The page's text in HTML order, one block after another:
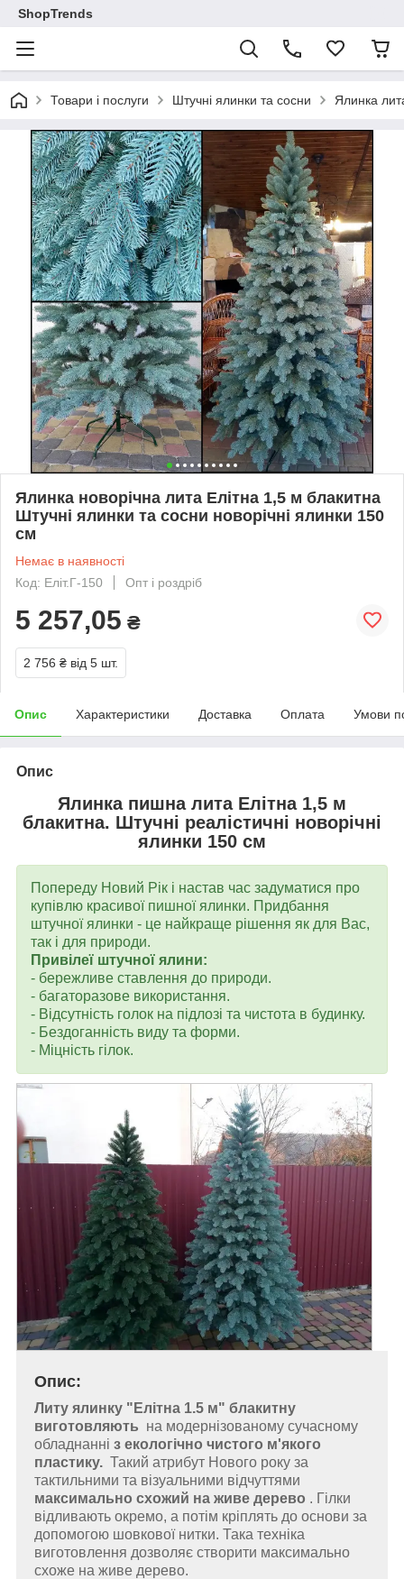
ShopTrends
Товари і послуги Штучні ялинки та сосни Ялинка
Ялинка новорічна лита Елітна 1,5 м блакитна
Штучні ялинки та сосни новорічні ялинки 150
см
Немає в наявності
Код: Еліт.Г-150
Опт і роздріб
5 257,05 ₴
2 756 ₴ від 5 шт.
Опис Характеристики Доставка Оплата Умови
Опис
Ялинка пишна лита Елітна 1,5 м
блакитна. Штучні реалістичні новорічні
ялинки 150 см
Попереду Новий Рік і настав час задуматися про
купівлю красивої пишної ялинки. Придбання
штучної ялинки - це найкраще рішення як для Вас,
так і для природи.
Привілеї штучної ялини:
- бережливе ставлення до природи.
- багаторазове використання.
- Відсутність голок на підлозі та чистота в будинку.
- Бездоганність виду та форми.
- Міцність гілок.
Опис:
Литу ялинку "Елітна 1.5 м" блакитну
виготовляють на модернізованому сучасному
обладнанні з екологічно чистого м'якого
пластику. Такий атрибут Нового року за
тактильними та візуальними відчуттями
максимально схожий на живе дерево . Гілки
відливають окремо, а потім кріплять до основи за
допомогою шовкової нитки. Така техніка
виготовлення дозволяє створити максимально
схоже на живе дерево.